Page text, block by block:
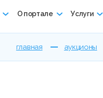
О портале Услуги
главная аукционы